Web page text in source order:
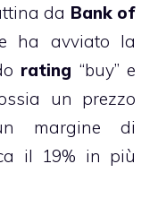
da Bank of
ha avviato la
rating “buy” e
un prezzo
margine di
il 19% in più